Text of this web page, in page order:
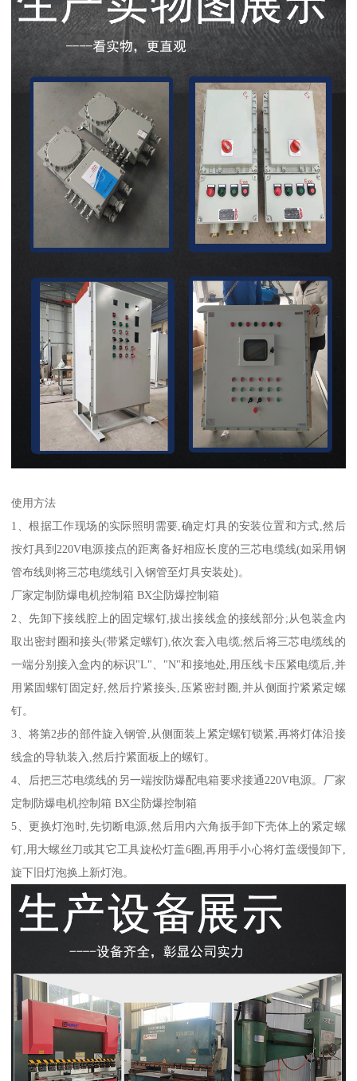
使用方法
1、根据工作现场的实际照明需要,确定灯具的安装位置和方式,然后
按灯具到220V电源接点的距离备好相应长度的三芯电缆线(如采用钢
管布线则将三芯电缆线引入钢管至灯具安装处)。
厂家定制防爆电机控制箱 BX尘防爆控制箱
2、先卸下接线腔上的固定螺钉,拔出接线盒的接线部分;从包装盒内
取出密封圈和接头(带紧定螺钉),依次套入电缆;然后将三芯电缆线的
一端分别接入盒内的标识"L"、"N"和接地处,用压线卡压紧电缆后,并
用紧固螺钉固定好,然后拧紧接头,压紧密封圈,并从侧面拧紧紧定螺
钉。
3、将第2步的部件旋入钢管,从侧面装上紧定螺钉锁紧,再将灯体沿接
线盒的导轨装入,然后拧紧面板上的螺钉。
4、后把三芯电缆线的另一端按防爆配电箱要求接通220V电源。厂家
定制防爆电机控制箱 BX尘防爆控制箱
5、更换灯泡时,先切断电源,然后用内六角扳手卸下壳体上的紧定螺
钉,用大螺丝刀或其它工具旋松灯盖6圈,再用手小心将灯盖缓慢卸下,
旋下旧灯泡换上新灯泡。